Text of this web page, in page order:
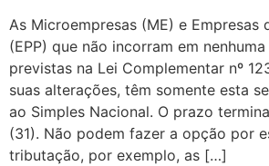
As Microempresas (ME) e Empresas
(EPP) que não incorram em
previstas na Lei Complementar nº
suas alterações, têm somente esta
ao Simples Nacional. O prazo
(31). Não podem fazer a opção por
tributação, por exemplo, as […]